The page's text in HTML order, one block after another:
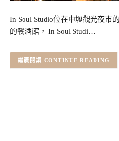
In Soul Studio位在中壢觀光夜市
的餐酒館， In Soul Studi…
CONTINUE READING